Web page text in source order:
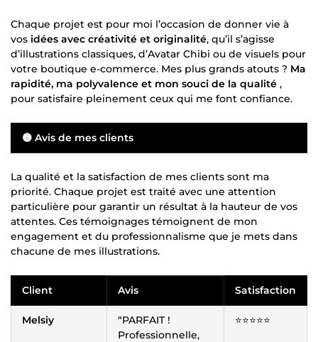
Chaque projet est pour moi l’occasion de donner vie à
vos idées avec créativité et originalité, qu’il s’agisse
d’illustrations classiques, d’Avatar Chibi ou de visuels pour
votre boutique e-commerce. Mes plus grands atouts ? Ma
rapidité, ma polyvalence et mon souci de la qualité ,
pour satisfaire pleinement ceux qui me font confiance.
🟡 Avis de mes clients
La qualité et la satisfaction de mes clients sont ma
priorité. Chaque projet est traité avec une attention
particulière pour garantir un résultat à la hauteur de vos
attentes. Ces témoignages témoignent de mon
engagement et du professionnalisme que je mets dans
chacune de mes illustrations.
Client Avis Satisfaction
Melsiy
“PARFAIT !
Professionnelle,
⭐️⭐️⭐️⭐️⭐️